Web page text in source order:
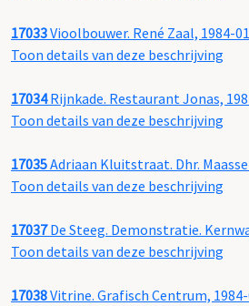
17033Vioolbouwer. René Zaal, 1984-
Toon details van deze beschrijving
17034Rijnkade. Restaurant Jonas,
Toon details van deze beschrijving
17035Adriaan Kluitstraat. Dhr.
Toon details van deze beschrijving
17037De Steeg. Demonstratie.
Toon details van deze beschrijving
17038Vitrine. Grafisch Centrum,